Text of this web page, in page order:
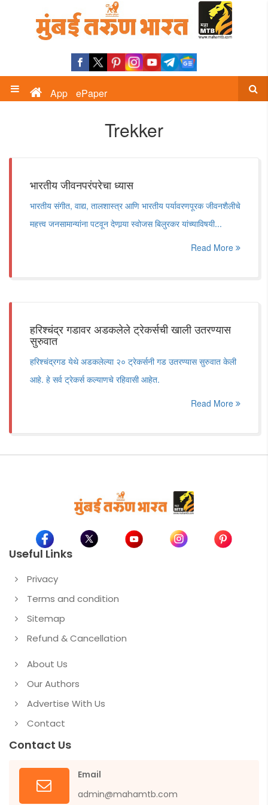
App ePaper
Trekker
भारतीय जीवनपरंपरेचा ध्यास
भारतीय संगीत, वाद्य, तालशास्त्र आणि भारतीय पर्यावरणपूरक जीवनशैलीचे
महत्त्व जनसामान्यांना पटवून देणार्‍या स्वोजस बिलुरकर यांच्याविषयी...
Read More
हरिश्चंद्र गडावर अडकलेले ट्रेकर्सची खाली उतरण्यास
सुरुवात
हरिश्चंद्रगड येथे अडकलेल्या २० ट्रेकर्सनी गड उतरण्यास सुरुवात केली
आहे. हे सर्व ट्रेकर्स कल्याणचे रहिवासी आहेत.
Read More
Useful Links
Privacy
Terms and condition
Sitemap
Refund & Cancellation
About Us
Our Authors
Advertise With Us
Contact
Contact Us
Email
admin@mahamtb.com